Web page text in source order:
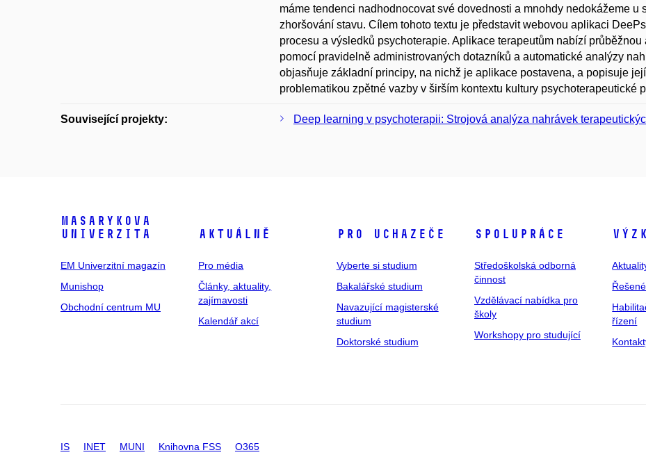
máme tendenci nadhodnocovat své dovednosti a mnohdy nedokážeme
zhoršování stavu. Cílem tohoto textu je představit webovou aplikaci
procesu a výsledků psychoterapie. Aplikace terapeutům nabízí
pomocí pravidelně administrovaných dotazníků a automatické analýzy
objasňuje základní principy, na nichž je aplikace postavena, a popisuje
problematikou zpětné vazby v širším kontextu kultury psychoterapeutické
Související projekty: Deep learning v psychoterapii: Strojová analýza nahrávek
Masarykova
univerzita
EM Univerzitní magazín
Munishop
Obchodní centrum MU
Aktuálně
Pro média
Články, aktuality,
zajímavosti
Kalendář akcí
Pro uchazeče
Vyberte si studium
Bakalářské studium
Navazující magisterské
studium
Doktorské studium
Spolupráce
Středoškolská odborná
činnost
Vzdělávací nabídka pro
školy
Workshopy pro studující
řízení
IS INET MUNI Knihovna FSS O365